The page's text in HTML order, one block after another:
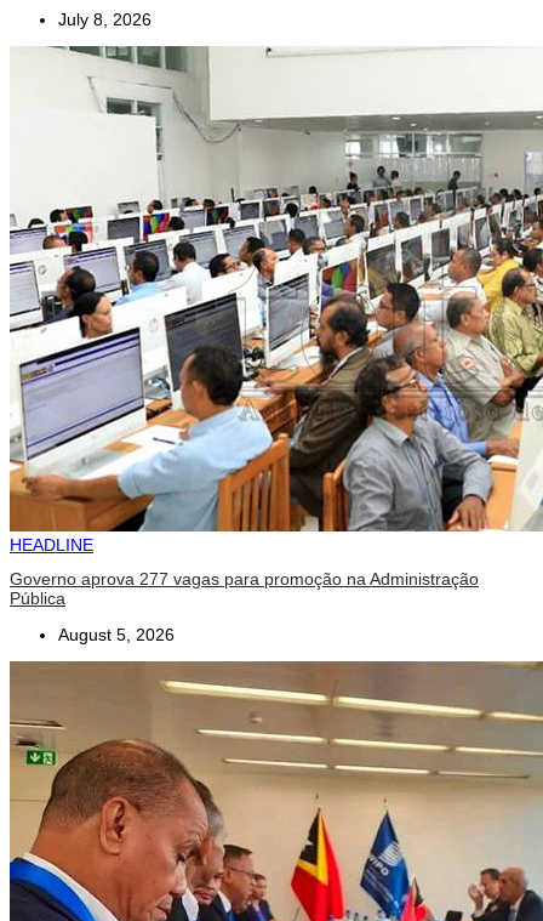
July 8, 2026
HEADLINE
Governo aprova 277 vagas para promoção na Administração
Pública
August 5, 2026